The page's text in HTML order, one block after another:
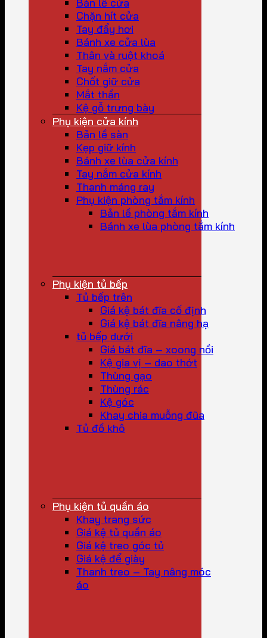
Chặn hít cửa
Tay đẩy hơi
Bánh xe cửa lùa
Thân và ruột khoá
Tay nắm cửa
Chốt giữ cửa
Mắt thần
Kệ gỗ trưng bày
Phụ kiện cửa kính
Bản lề sàn
Kẹp giữ kính
Bánh xe lùa cửa kính
Tay nắm cửa kính
Thanh máng ray
Phụ kiện phòng tắm kính
Bản lề phòng tắm kính
Bánh xe lùa phòng tắm kính
Phụ kiện tủ bếp
Tủ bếp trên
Giá kệ bát đĩa cố định
Giá kệ bát đĩa nâng hạ
tủ bếp dưới
Giá bát đĩa – xoong nồi
Kệ gia vị – dao thớt
Thùng gạo
Thùng rác
Kệ góc
Khay chia muỗng đũa
Tủ đồ khô
Phụ kiện tủ quần áo
Khay trang sức
Giá kệ tủ quần áo
Giá kệ treo góc tủ
Giá kệ để giày
Thanh treo – Tay nâng móc
áo